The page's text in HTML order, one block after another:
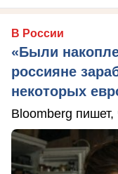
В России
«Были
россияне
некоторых
Bloomberg пишет,